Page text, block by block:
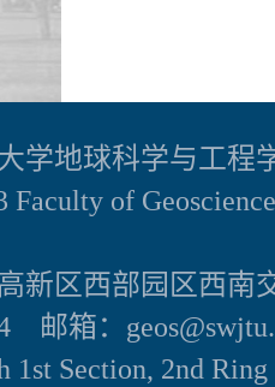
学地球科学与工程
of
高新区西部园区
邮箱：
1st Section, 2nd